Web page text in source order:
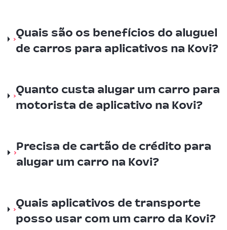
Quais são os benefícios do aluguel
de carros para aplicativos na Kovi?
Quanto custa alugar um carro para
motorista de aplicativo na Kovi?
Precisa de cartão de crédito para
alugar um carro na Kovi?
Quais aplicativos de transporte
posso usar com um carro da Kovi?